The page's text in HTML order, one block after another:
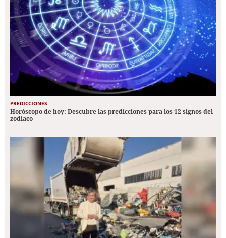
PREDICCIONES
Horóscopo de hoy: Descubre las predicciones para los 12 signos del
zodiaco